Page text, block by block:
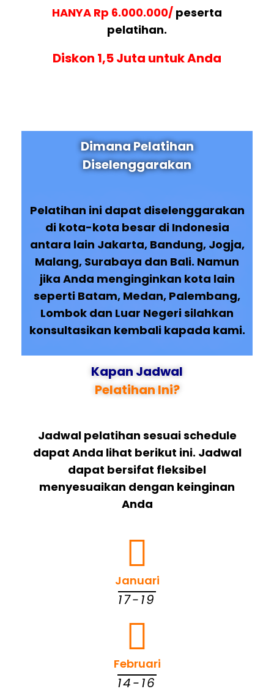
HANYA Rp 6.000.000/ peserta
pelatihan.
Diskon 1,5 Juta untuk Anda
Dimana Pelatihan
Diselenggarakan
Pelatihan ini dapat diselenggarakan
di kota-kota besar di Indonesia
antara lain Jakarta, Bandung, Jogja,
Malang, Surabaya dan Bali. Namun
jika Anda menginginkan kota lain
seperti Batam, Medan, Palembang,
Lombok dan Luar Negeri silahkan
konsultasikan kembali kapada kami.
Kapan Jadwal
Pelatihan Ini?
Jadwal pelatihan sesuai schedule
dapat Anda lihat berikut ini. Jadwal
dapat bersifat fleksibel
menyesuaikan dengan keinginan
Anda
Januari
17-19
Februari
14-16